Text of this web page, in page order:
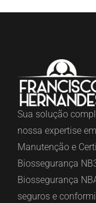
Sua solução
nossa expertise
Manutenção e
Biossegurança
Biossegurança
seguros e